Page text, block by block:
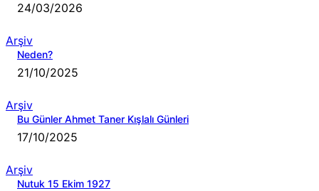
24/03/2026
Arşiv
Neden?
21/10/2025
Arşiv
Bu Günler Ahmet Taner Kışlalı Günleri
17/10/2025
Arşiv
Nutuk 15 Ekim 1927